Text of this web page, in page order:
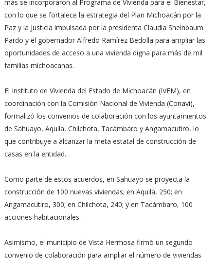
más se incorporaron al Programa de Vivienda para el Bienestar,
con lo que se fortalece la estrategia del Plan Michoacán por la
Paz y la Justicia impulsada por la presidenta Claudia Sheinbaum
Pardo y el gobernador Alfredo Ramírez Bedolla para ampliar las
oportunidades de acceso a una vivienda digna para más de mil
familias michoacanas.
El Instituto de Vivienda del Estado de Michoacán (IVEM), en
coordinación con la Comisión Nacional de Vivienda (Conavi),
formalizó los convenios de colaboración con los ayuntamientos
de Sahuayo, Aquila, Chilchota, Tacámbaro y Angamacutiro, lo
que contribuye a alcanzar la meta estatal de construcción de
casas en la entidad.
Como parte de estos acuerdos, en Sahuayo se proyecta la
construcción de 100 nuevas viviendas; en Aquila, 250; en
Angamacutiro, 300; en Chilchota, 240; y en Tacámbaro, 100
acciones habitacionales.
Asimismo, el municipio de Vista Hermosa firmó un segundo
convenio de colaboración para ampliar el número de viviendas